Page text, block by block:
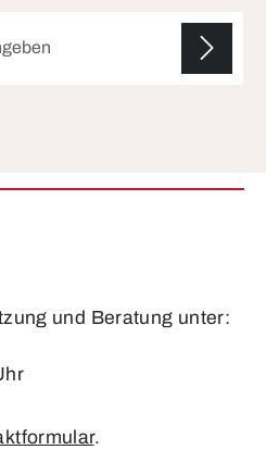
und Beratung unter:
.